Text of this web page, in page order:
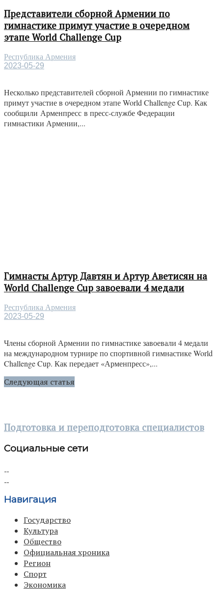
Представители сборной Армении по
гимнастике примут участие в очередном
этапе World Challenge Cup
Республика Армения
2023-05-29
Несколько представителей сборной Армении по гимнастике
примут участие в очередном этапе World Challenge Cup. Как
сообщили Арменпресс в пресс-службе Федерации
гимнастики Армении,...
Гимнасты Артур Давтян и Артур Аветисян на
World Challenge Cup завоевали 4 медали
Республика Армения
2023-05-29
Члены сборной Армении по гимнастике завоевали 4 медали
на международном турнире по спортивной гимнастике World
Challenge Cup. Как передает «Арменпресс»,...
Следующая статья
Подготовка и переподготовка специалистов
Социальные сети
Навигация
Государство
Культура
Общество
Официальная хроника
Регион
Спорт
Экономика